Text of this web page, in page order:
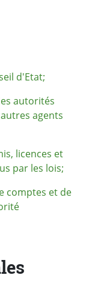
d'Etat;
autorités
agents
licences et
par les lois;
comptes et de